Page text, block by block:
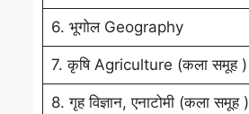
6. भूगोल Geography
7. कृषि Agriculture (कला समूह )
8. गृह विज्ञान, एनाटोमी (कला समूह )